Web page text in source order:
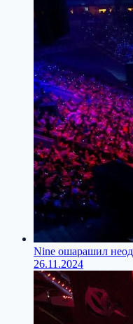
Nine ошарашил
26.11.2024